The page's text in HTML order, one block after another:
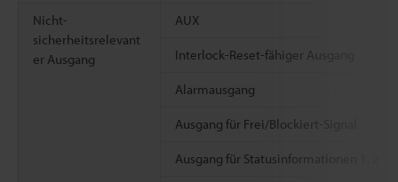
Nicht-
sicherheitsrelevant
er Ausgang
AUX
Interlock-Reset-fähiger Ausgang
Alarmausgang
Ausgang für Frei/Blockiert-Signal
Ausgang für Statusinformationen 1, 2